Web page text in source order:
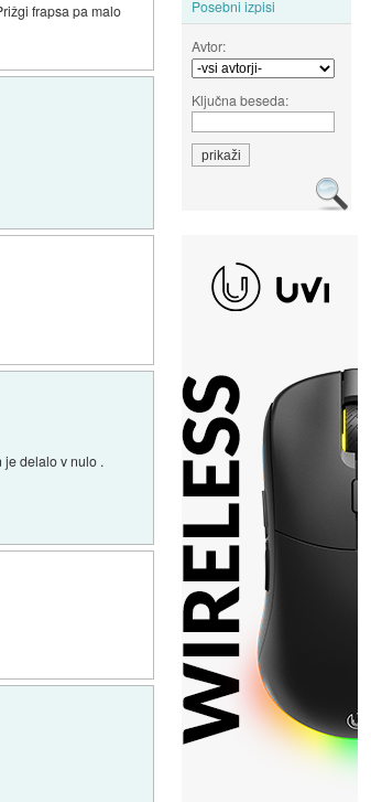
Posebni izpisi
Avtor:
Ključna beseda:
frapsa pa malo
je delalo v nulo .